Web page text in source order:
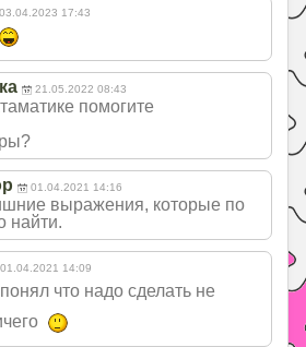
03.04.2023 17:43
21.05.2022 08:43
помогите
01.04.2021 14:16
выражения, которые по
найти.
01.04.2021 14:09
что надо сделать не